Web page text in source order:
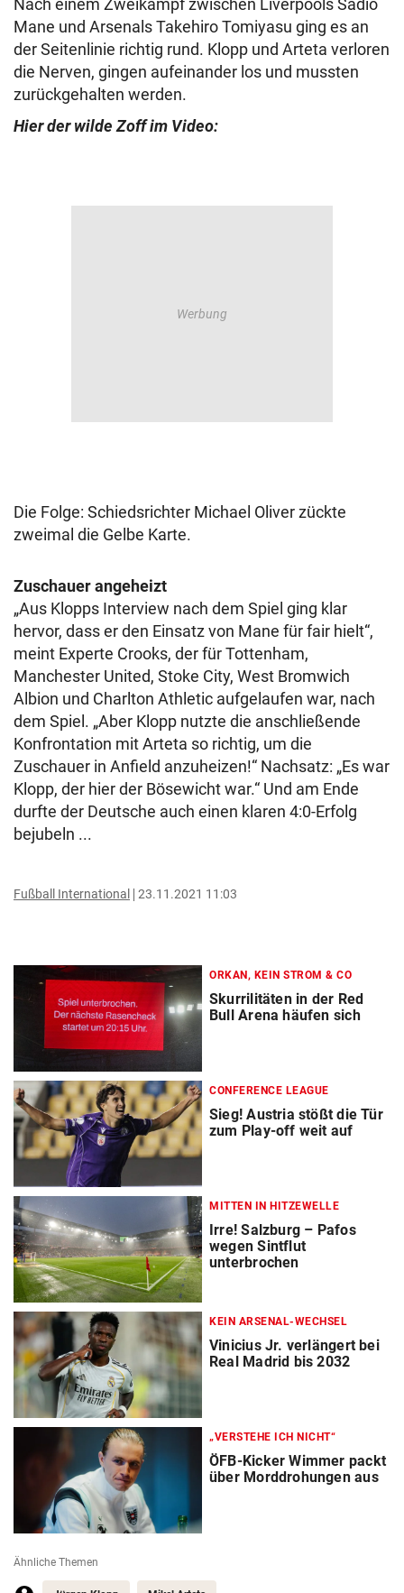
Nach einem Zweikampf zwischen Liverpools Sadio
Mane und Arsenals Takehiro Tomiyasu ging es an
der Seitenlinie richtig rund. Klopp und Arteta verloren
die Nerven, gingen aufeinander los und mussten
zurückgehalten werden.
Hier der wilde Zoff im Video:
Die Folge: Schiedsrichter Michael Oliver zückte
zweimal die Gelbe Karte.
Zuschauer angeheizt
„Aus Klopps Interview nach dem Spiel ging klar
hervor, dass er den Einsatz von Mane für fair hielt“,
meint Experte Crooks, der für Tottenham,
Manchester United, Stoke City, West Bromwich
Albion und Charlton Athletic aufgelaufen war, nach
dem Spiel. „Aber Klopp nutzte die anschließende
Konfrontation mit Arteta so richtig, um die
Zuschauer in Anfield anzuheizen!“ Nachsatz: „Es war
Klopp, der hier der Bösewicht war.“ Und am Ende
durfte der Deutsche auch einen klaren 4:0-Erfolg
bejubeln ...
Fußball International 23.11.2021 11:03
ORKAN, KEIN STROM & CO
Skurrilitäten in der Red
Bull Arena häufen sich
CONFERENCE LEAGUE
Sieg! Austria stößt die Tür
zum Play-off weit auf
MITTEN IN HITZEWELLE
Irre! Salzburg – Pafos
wegen Sintflut
unterbrochen
KEIN ARSENAL-WECHSEL
Vinicius Jr. verlängert bei
Real Madrid bis 2032
„VERSTEHE ICH NICHT“
ÖFB-Kicker Wimmer packt
über Morddrohungen aus
Ähnliche Themen